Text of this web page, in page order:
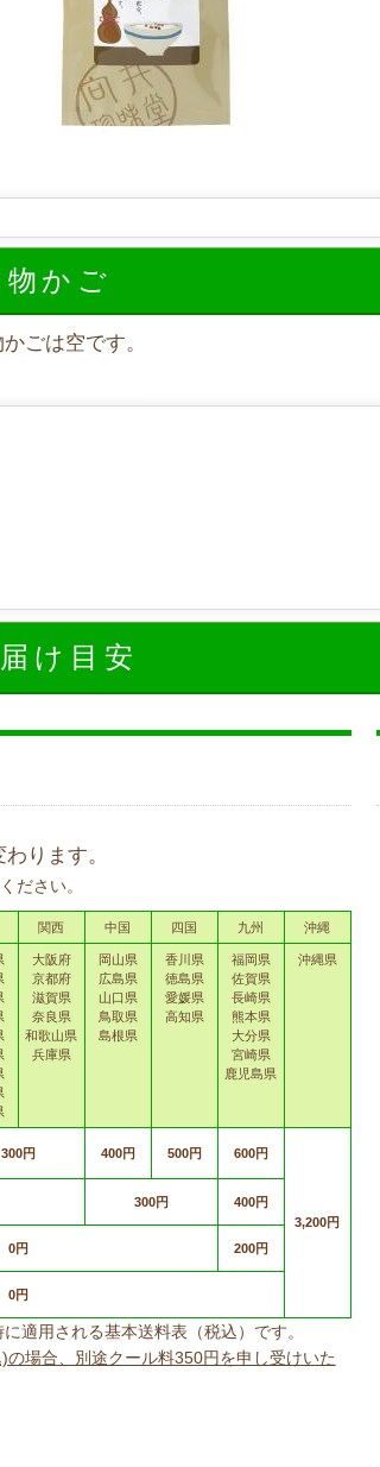
かご
ごは空です。
け目安
ります。
ださい。
関西 中国 四国 九州 沖縄
大阪府
京都府
滋賀県
奈良県
和歌山県
兵庫県
岡山県
広島県
山口県
鳥取県
島根県
香川県
徳島県
愛媛県
高知県
福岡県
佐賀県
長崎県
熊本県
大分県
宮崎県
鹿児島県
沖縄県
300円 400円 500円 600円
3,200円
300円 400円
0円 200円
0円
適用される基本送料表（税込）です。
場合、別途クール料350円を申し受けいた